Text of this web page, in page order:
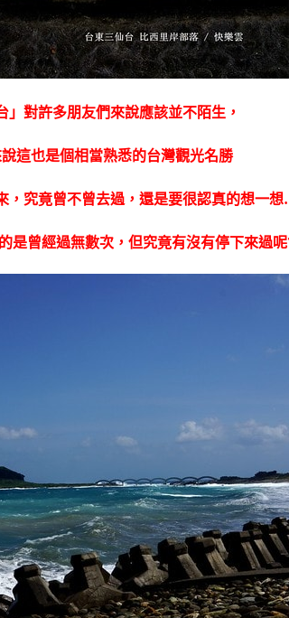
」對許多朋友們來說應該並不陌生，
這也是個相當熟悉的台灣觀光名勝
，究竟曾不曾去過，還是要很認真的想一
是曾經過無數次，但究竟有沒有停下來過呢